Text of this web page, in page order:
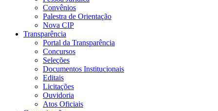
Convênios
Palestra de Orientação
Nova CIP
Transparência
Portal da Transparência
Concursos
Seleções
Documentos Institucionais
Editais
Licitações
Ouvidoria
Atos Oficiais